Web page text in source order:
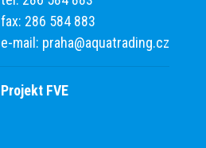
fax: 286 584 883
e-mail: praha@aquatrading.cz
Projekt FVE